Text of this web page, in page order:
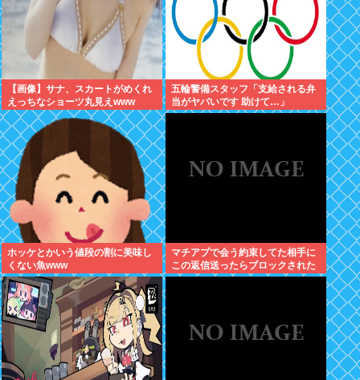
【画像】サナ、スカートがめくれ
えっちなショーツ丸見えwww
五輪警備スタッフ「支給される弁
当がヤバいです 助けて…」
ホッケとかいう値段の割に美味し
くない魚www
マチアプで会う約束してた相手に
この返信送ったらブロックされた
んやが